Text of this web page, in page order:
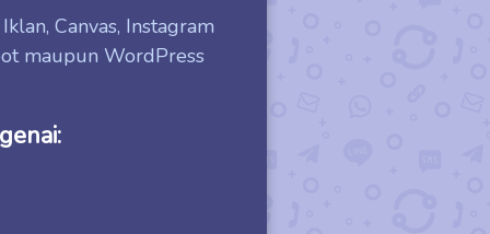
Canvas, Instagram
maupun WordPress